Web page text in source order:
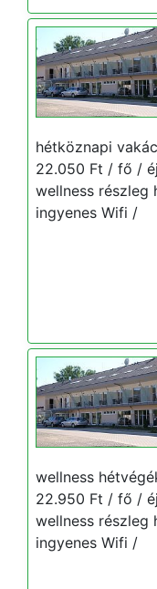
hétköznapi
22.050 Ft / fő /
wellness részleg
ingyenes Wifi /
wellness
22.950 Ft / fő /
wellness részleg
ingyenes Wifi /